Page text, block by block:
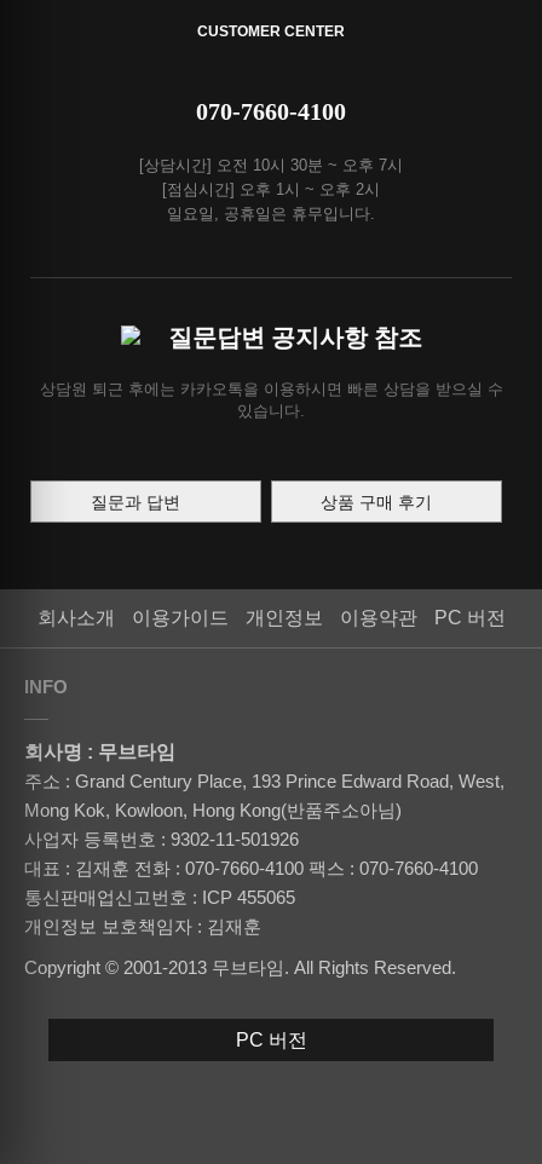
CUSTOMER CENTER
070-7660-4100
[상담시간] 오전 10시 30분 ~ 오후 7시
[점심시간] 오후 1시 ~ 오후 2시
일요일, 공휴일은 휴무입니다.
질문답변 공지사항 참조
상담원 퇴근 후에는 카카오톡을 이용하시면 빠른 상담을 받으실 수
있습니다.
질문과 답변 상품 구매 후기
회사소개 이용가이드 개인정보 이용약관 PC 버전
INFO
회사명 : 무브타임
주소 : Grand Century Place, 193 Prince Edward Road, West,
Mong Kok, Kowloon, Hong Kong(반품주소아님)
사업자 등록번호 : 9302-11-501926
대표 : 김재훈 전화 : 070-7660-4100 팩스 : 070-7660-4100
통신판매업신고번호 : ICP 455065
개인정보 보호책임자 : 김재훈
Copyright © 2001-2013 무브타임. All Rights Reserved.
PC 버전